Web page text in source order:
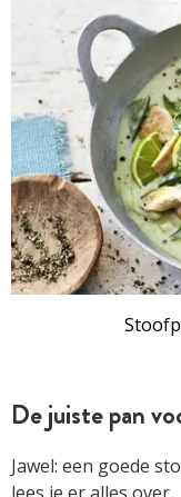
De juiste pan
Jawel: een goede
lees je er alles over.